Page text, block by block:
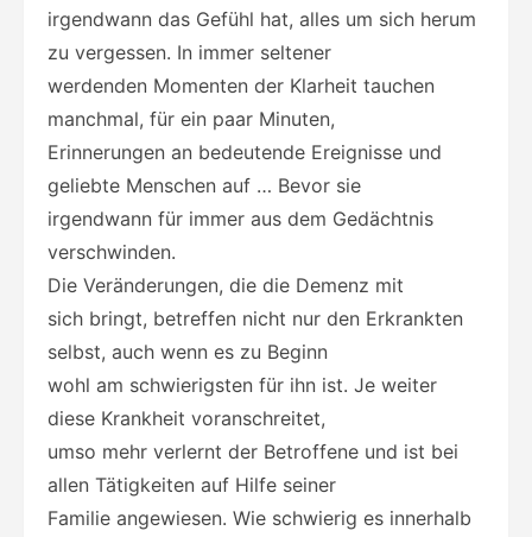
irgendwann das Gefühl hat, alles um sich herum
zu vergessen. In immer seltener
werdenden Momenten der Klarheit tauchen
manchmal, für ein paar Minuten,
Erinnerungen an bedeutende Ereignisse und
geliebte Menschen auf … Bevor sie
irgendwann für immer aus dem Gedächtnis
verschwinden.
Die Veränderungen, die die Demenz mit
sich bringt, betreffen nicht nur den Erkrankten
selbst, auch wenn es zu Beginn
wohl am schwierigsten für ihn ist. Je weiter
diese Krankheit voranschreitet,
umso mehr verlernt der Betroffene und ist bei
allen Tätigkeiten auf Hilfe seiner
Familie angewiesen. Wie schwierig es innerhalb